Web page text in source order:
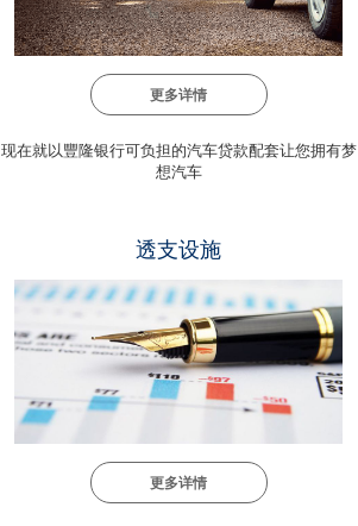
更多详情
现在就以豐隆银行可负担的汽车贷款配套让您拥有梦
想汽车
透支设施
更多详情